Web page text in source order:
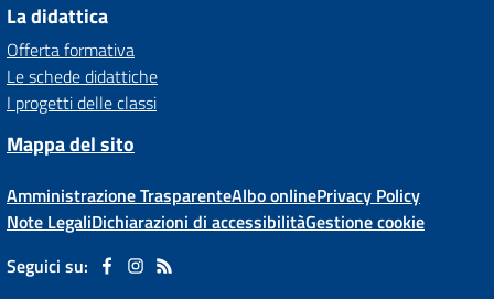
La didattica
Offerta formativa
Le schede didattiche
I progetti delle classi
Mappa del sito
Amministrazione TrasparenteAlbo onlinePrivacy Policy
Note LegaliDichiarazioni di accessibilitàGestione cookie
Seguici su: